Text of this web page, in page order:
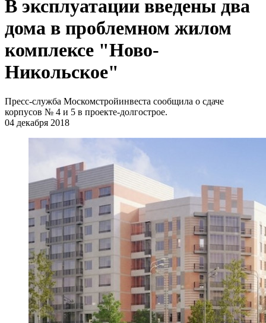
В эксплуатации введены два
дома в проблемном жилом
комплексе "Ново-
Никольское"
Пресс-служба Москомстройинвеста сообщила о сдаче
корпусов № 4 и 5 в проекте-долгострое.
04 декабря 2018